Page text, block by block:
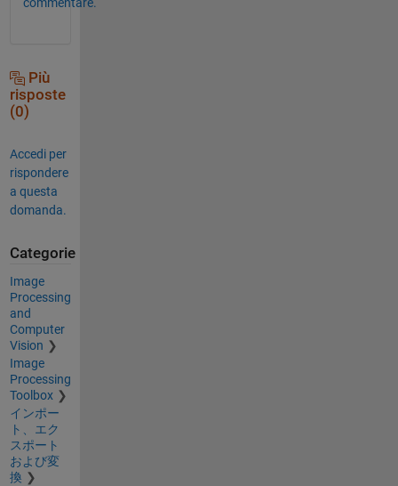
Più
risposte
(0)
Accedi per
rispondere
a questa
domanda.
Categorie
Image
Processing
and
Computer
Vision
Image
Processing
Toolbox
インポー
ト、エク
スポート
および変
換